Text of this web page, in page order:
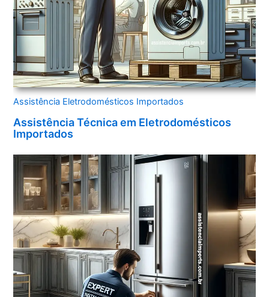
Assistência Eletrodomésticos Importados
Assistência Técnica em Eletrodomésticos
Importados